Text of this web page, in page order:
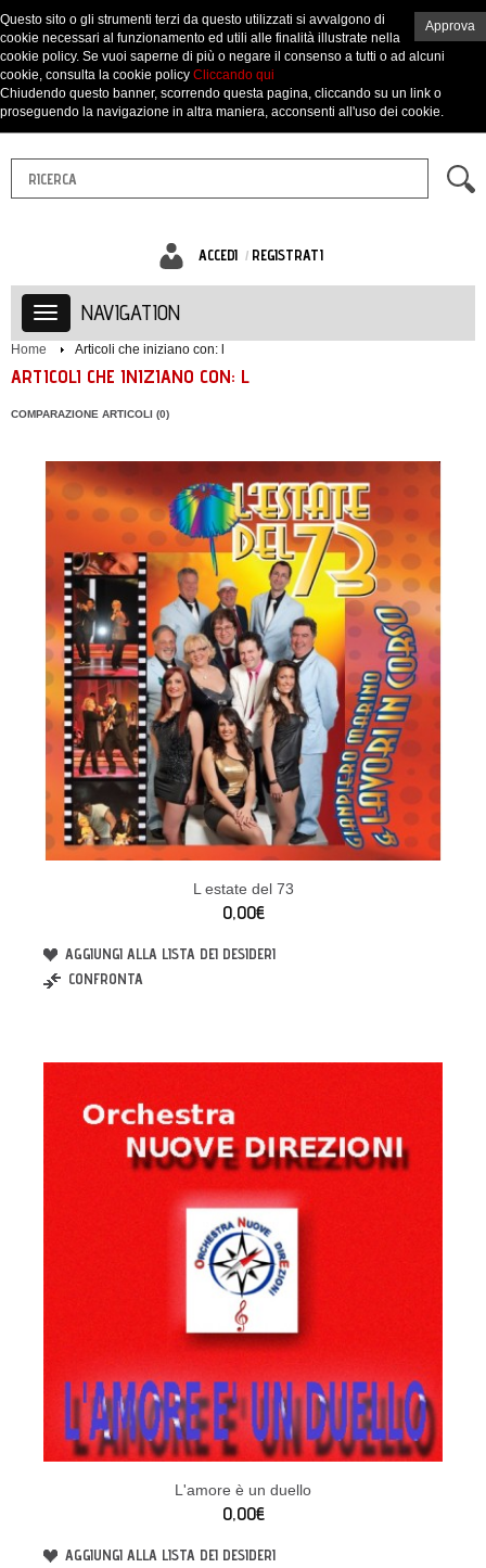
ACCEDI REGISTRATI
NAVIGATION
Home Articoli che iniziano con: l
ARTICOLI CHE INIZIANO CON: L
COMPARAZIONE ARTICOLI (0)
L estate del 73
0,00€
AGGIUNGI ALLA LISTA DEI DESIDERI
CONFRONTA
L'amore è un duello
0,00€
AGGIUNGI ALLA LISTA DEI DESIDERI
Approva
Questo sito o gli strumenti terzi da questo utilizzati si avvalgono di
cookie necessari al funzionamento ed utili alle finalità illustrate nella
cookie policy. Se vuoi saperne di più o negare il consenso a tutti o ad alcuni
cookie, consulta la cookie policy Cliccando qui
Chiudendo questo banner, scorrendo questa pagina, cliccando su un link o
proseguendo la navigazione in altra maniera, acconsenti all'uso dei cookie.